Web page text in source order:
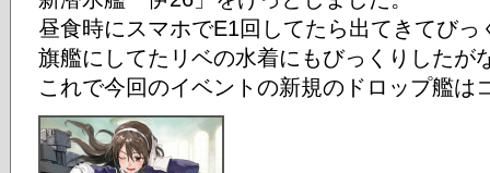
昼食時にスマホでE1回してたら出てきてびっ
旗艦にしてたリベの水着にもびっくりしたが
これで今回のイベントの新規のドロップ艦は